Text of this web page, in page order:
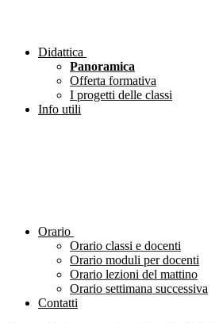
Didattica
Panoramica
Offerta formativa
I progetti delle classi
Info utili
Orario
Orario classi e docenti
Orario moduli per docenti
Orario lezioni del mattino
Orario settimana successiva
Contatti